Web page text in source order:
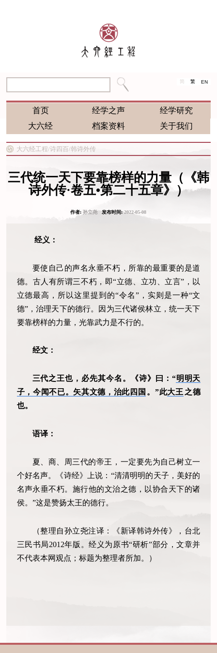
简 繁 EN
首页 经学之声
经学研究
大六经
档案资料 关于我们
大六经工程/诗四百/韩诗外传
三代统一天下要靠榜样的力量（《韩
诗外传·卷五•第二十五章》）
作者:孙立尧发布时间:2022-05-08
经义：
要使自己的声名永垂不朽，所靠的最重要的是道
德。古人有所谓三不朽，即“立德、立功、立言”，以
立德最高，所以这里提到的“令名”，实则是一种“文
德”，治理天下的德行。因为三代诸侯林立，统一天下
要靠榜样的力量，光靠武力是不行的。
经文：
三代之王也，必先其今名。《诗》曰：“明明天
子，今闻不已。矢其文德，治此四国 。”此大王 之德
也。
语译：
夏、商、周三代的帝王，一定要先为自己树立一
个好名声。《诗经》上说：“清清明明的天子，美好的
名声永垂不朽。施行他的文治之德，以协合天下的诸
侯。”这是赞扬太王的德行。
（整理自孙立尧注译：《新译韩诗外传》，台北
三民书局2012年版。经义为原书“研析”部分，文章并
不代表本网观点；标题为整理者所加。）